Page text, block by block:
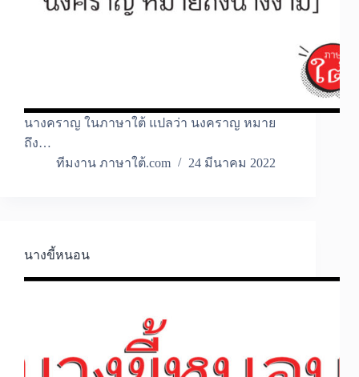
นางคราญ ในภาษาใต้ แปลว่า นงคราญ หมาย
ถึง…
ทีมงาน ภาษาใต้.com
24 มีนาคม 2022
นางขี้หนอน